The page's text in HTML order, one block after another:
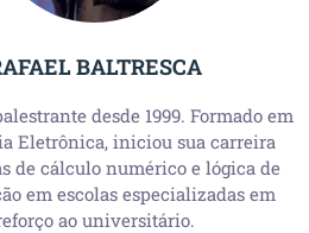
BALTRESCA
desde 1999. Formado em
Eletrônica, iniciou sua carreira
de cálculo numérico e lógica de
em escolas especializadas em
ao universitário.